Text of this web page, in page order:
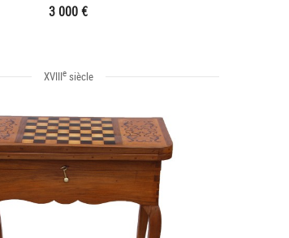
3 000 €
XVIIIesiècle